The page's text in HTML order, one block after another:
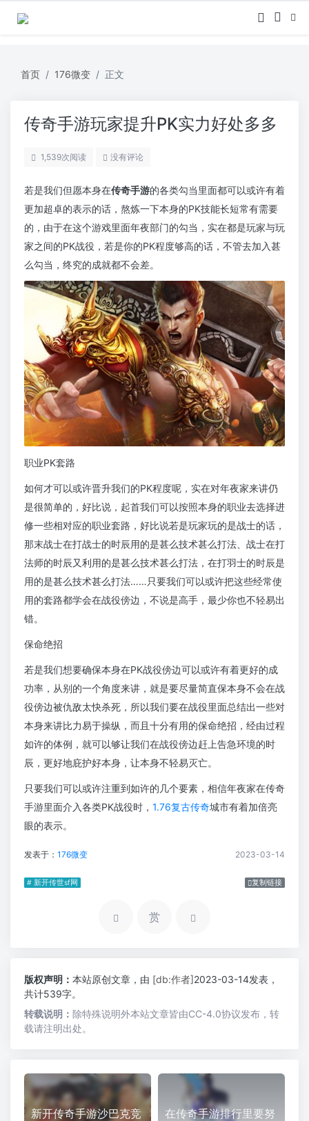
首页 176微变 正文
传奇手游玩家提升PK实力好处多多
1,539次阅读 没有评论
若是我们但愿本身在传奇手游的各类勾当里面都可以或许有着
更加超卓的表示的话，熬炼一下本身的PK技能长短常有需要
的，由于在这个游戏里面年夜部门的勾当，实在都是玩家与玩
家之间的PK战役，若是你的PK程度够高的话，不管去加入甚
么勾当，终究的成就都不会差。
职业PK套路
如何才可以或许晋升我们的PK程度呢，实在对年夜家来讲仍
是很简单的，好比说，起首我们可以按照本身的职业去选择进
修一些相对应的职业套路，好比说若是玩家玩的是战士的话，
那末战士在打战士的时辰用的是甚么技术甚么打法、战士在打
法师的时辰又利用的是甚么技术甚么打法，在打羽士的时辰是
用的是甚么技术甚么打法……只要我们可以或许把这些经常使
用的套路都学会在战役傍边，不说是高手，最少你也不轻易出
错。
保命绝招
若是我们想要确保本身在PK战役傍边可以或许有着更好的成
功率，从别的一个角度来讲，就是要尽量简直保本身不会在战
役傍边被仇敌太快杀死，所以我们要在战役里面总结出一些对
本身来讲比力易于操纵，而且十分有用的保命绝招，经由过程
如许的体例，就可以够让我们在战役傍边赶上告急环境的时
辰，更好地庇护好本身，让本身不轻易灭亡。
只要我们可以或许注重到如许的几个要素，相信年夜家在传奇
手游里面介入各类PK战役时， 1.76复古传奇城市有着加倍亮
眼的表示。
发表于： 176微变 2023-03-14
# 新开传世sf网 复制链接
赏
版权声明： 本站原创文章，由 [db:作者]2023-03-14发表，
共计539字。
转载说明： 除特殊说明外本站文章皆由CC-4.0协议发布，转
载请注明出处。
新开传奇手游沙巴克竞
在传奇手游排行里要努